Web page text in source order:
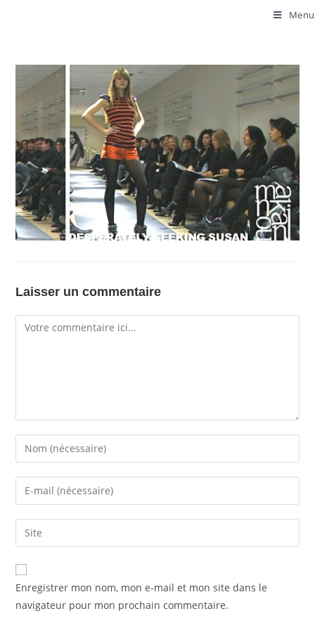
Menu
Laisser un commentaire
Enregistrer mon nom, mon e-mail et mon site dans le
navigateur pour mon prochain commentaire.